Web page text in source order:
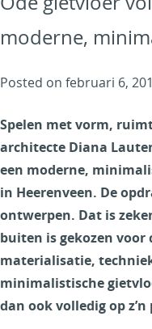
moderne,
Posted on februari 6,
Spelen met vorm,
architecte Diana
een moderne,
in Heerenveen. De
ontwerpen. Dat is
buiten is gekozen voor
materialisatie,
minimalistische
dan ook volledig op z’n